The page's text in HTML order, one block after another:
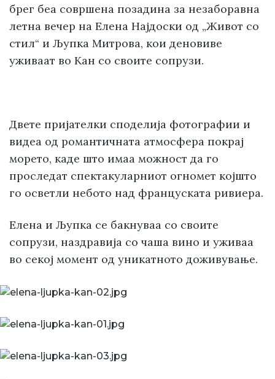
брег беа совршена позадина за незаборавна
летна вечер на Елена Најдоски од „Живот со
стил“ и Љупка Митрова, кои деновиве
уживаат во Кан со своите сопрузи.
Двете пријателки споделија фотографии и
видеа од романтичната атмосфера покрај
морето, каде што имаа можност да го
проследат спектакуларниот огномет којшто
го осветли небото над француската ривиера.
Елена и Љупка се бакнуваа со своите
сопрузи, наздравија со чаша вино и уживаа
во секој момент од уникатното доживување.